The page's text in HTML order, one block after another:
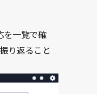
を一覧で確
り返ること